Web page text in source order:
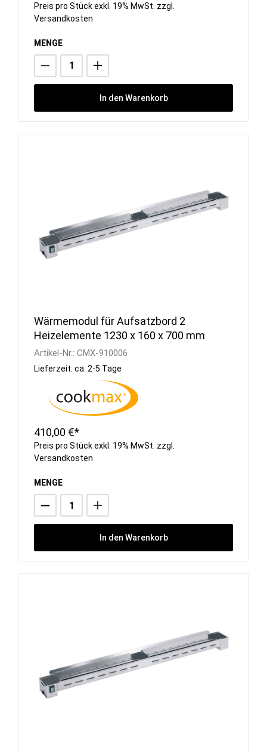
Preis pro Stück exkl. 19% MwSt. zzgl.
Versandkosten
MENGE
In den Warenkorb
Wärmemodul für Aufsatzbord 2
Heizelemente 1230 x 160 x 700 mm
Artikel-Nr.: CMX-910006
Lieferzeit: ca. 2-5 Tage
410,00 €*
Preis pro Stück exkl. 19% MwSt. zzgl.
Versandkosten
MENGE
In den Warenkorb